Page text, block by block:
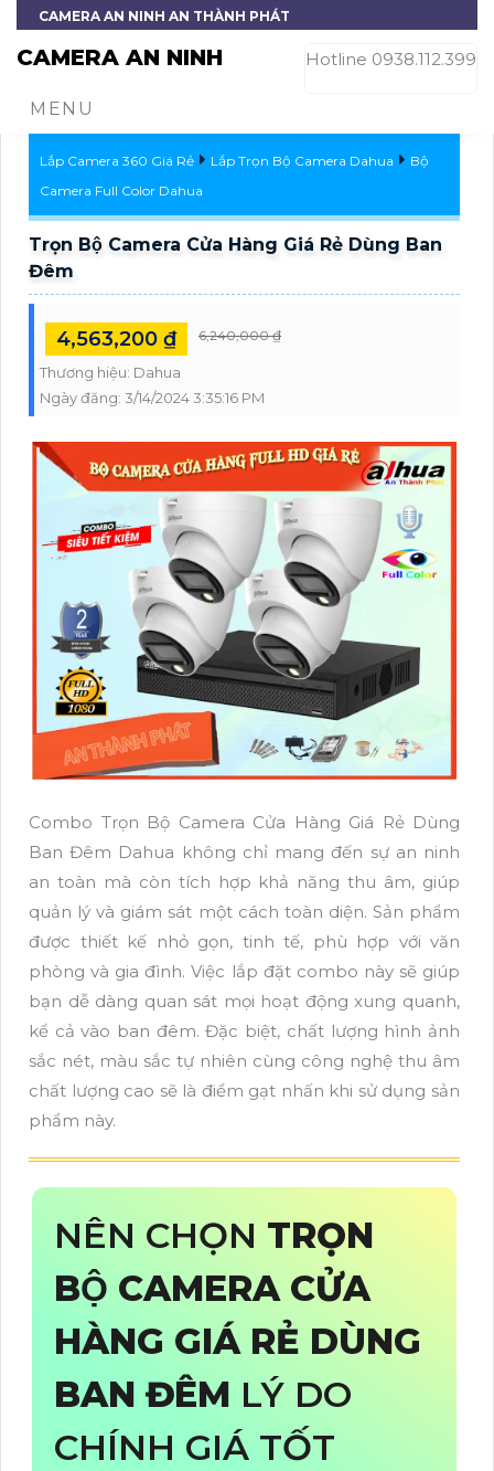
CAMERA AN NINH AN THÀNH PHÁT
CAMERA AN NINH Hotline 0938.112.399
MENU
Lắp Camera 360 Giá Rẻ Lắp Trọn Bộ Camera Dahua
Bộ
Camera Full Color Dahua
Trọn Bộ Camera Cửa Hàng Giá Rẻ Dùng Ban
Đêm
4,563,200 ₫ 6,240,000 ₫
Thương hiệu: Dahua
Ngày đăng: 3/14/2024 3:35:16 PM
Combo Trọn Bộ Camera Cửa Hàng Giá Rẻ Dùng
Ban Đêm Dahua không chỉ mang đến sự an ninh
an toàn mà còn tích hợp khả năng thu âm, giúp
quản lý và giám sát một cách toàn diện. Sản phẩm
được thiết kế nhỏ gọn, tinh tế, phù hợp với văn
phòng và gia đình. Việc lắp đặt combo này sẽ giúp
bạn dễ dàng quan sát mọi hoạt động xung quanh,
kể cả vào ban đêm. Đặc biệt, chất lượng hình ảnh
sắc nét, màu sắc tự nhiên cùng công nghệ thu âm
chất lượng cao sẽ là điểm gạt nhấn khi sử dụng sản
phẩm này.
NÊN CHỌN TRỌN
BỘ CAMERA CỬA
HÀNG GIÁ RẺ DÙNG
BAN ĐÊM LÝ DO
CHÍNH GIÁ TỐT